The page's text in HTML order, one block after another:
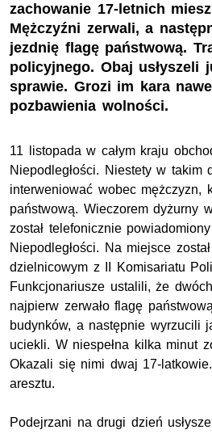
zachowanie 17-letnich
Mężczyźni zerwali, a
jezdnię flagę państwową.
policyjnego. Obaj usłyszeli
sprawie. Grozi im kara
pozbawienia wolności.
11 listopada w całym kraju
Niepodległości. Niestety w takim
interweniować wobec mężczyzn,
państwową. Wieczorem dyżurny
został telefonicznie
Niepodległości. Na miejsce
dzielnicowym z II Komisariatu
Funkcjonariusze ustalili, że
najpierw zerwało flagę
budynków, a następnie wyrzucili
uciekli. W niespełna kilka minut
Okazali się nimi dwaj 17-
aresztu.
Podejrzani na drugi dzień